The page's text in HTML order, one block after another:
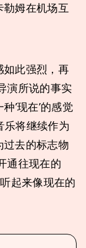
勒姆在机场互
如此强烈，再
演所说的事实
’现在’的感觉
乐将继续作为
过去的标志物
通往现在的
起来像现在的